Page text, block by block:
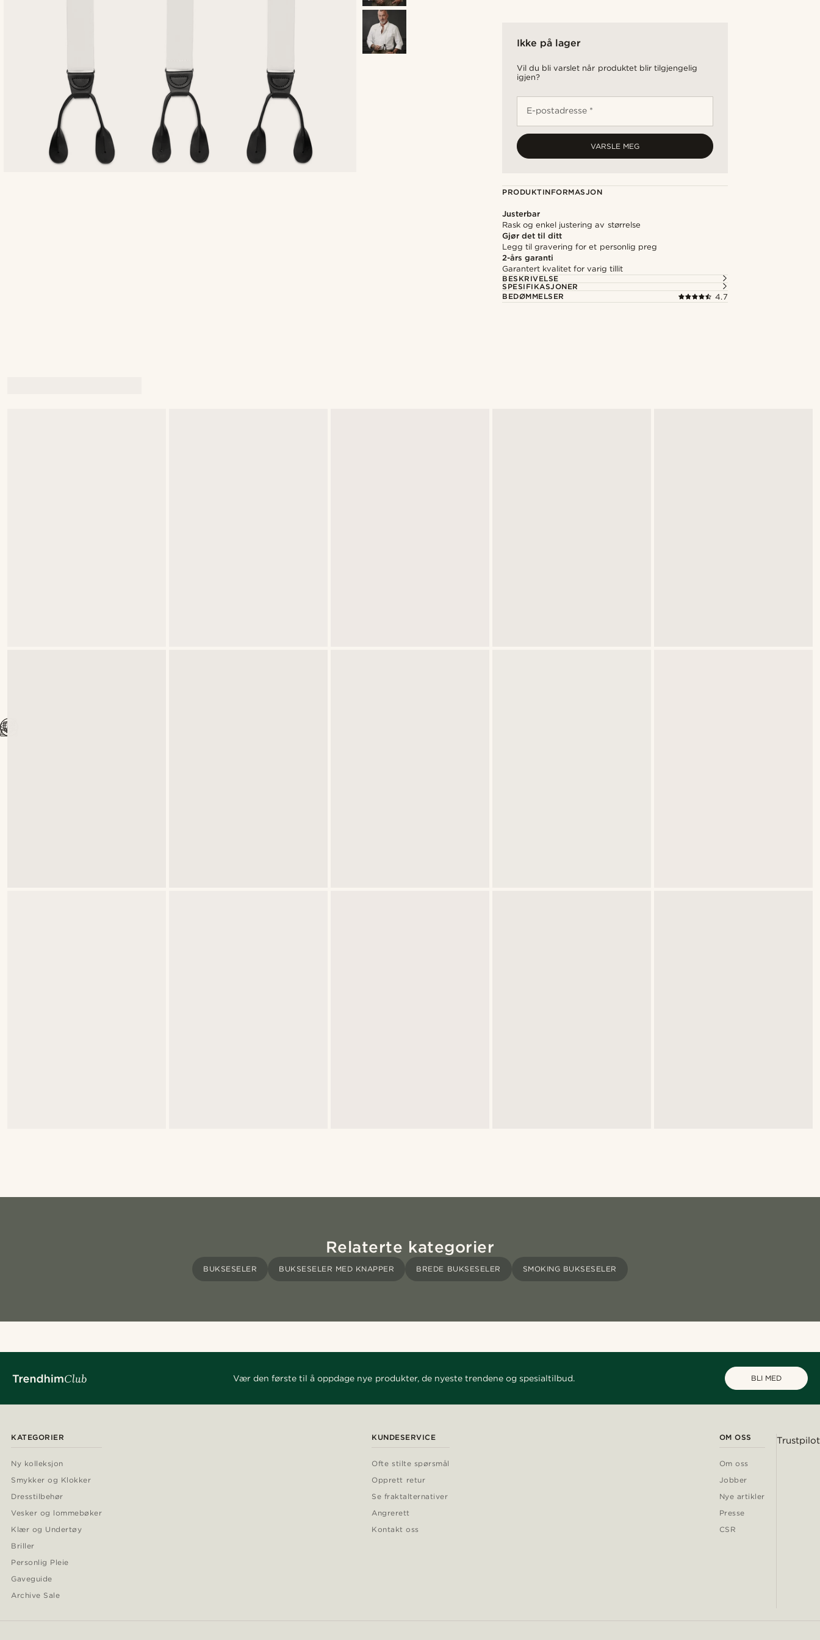
Ikke på lager
Vil du bli varslet når produktet blir tilgjengelig
igjen?
E-postadresse *
VARSLE MEG
PRODUKTINFORMASJON
Justerbar
Rask og enkel justering av størrelse
Gjør det til ditt
Legg til gravering for et personlig preg
2-års garanti
Garantert kvalitet for varig tillit
BESKRIVELSE
SPESIFIKASJONER
BEDØMMELSER
4.7
Relaterte kategorier
BUKSESELER BUKSESELER MED KNAPPER BREDE BUKSESELER SMOKING BUKSESELER
Vær den første til å oppdage nye produkter, de nyeste trendene og spesialtilbud. BLI MED
KATEGORIER
Ny kolleksjon
Smykker og Klokker
Dresstilbehør
Vesker og lommebøker
Klær og Undertøy
Briller
Personlig Pleie
Gaveguide
Archive Sale
KUNDESERVICE
Ofte stilte spørsmål
Opprett retur
Se fraktalternativer
Angrerett
Kontakt oss
OM OSS
Om oss
Jobber
Nye artikler
Presse
CSR
Trustpilot